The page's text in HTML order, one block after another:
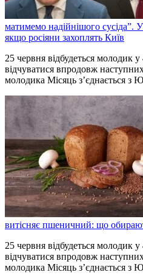
матимемо надійнішого сусіда”.
якщо росіяни захоплять Київ
25 червня відбудеться молодик
відчуватися впродовж
молодика Місяць зʼєднається з
витісняє пшеничний: що
25 червня відбудеться молодик
відчуватися впродовж
молодика Місяць зʼєднається з